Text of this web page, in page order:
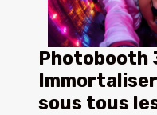
Photobooth
sous tous